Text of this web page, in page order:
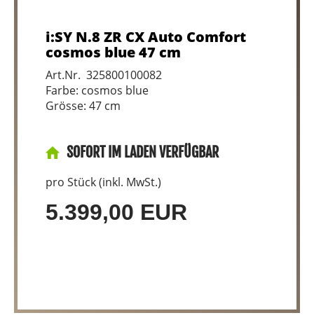
i:SY N.8 ZR CX Auto Comfort
cosmos blue 47 cm
Art.Nr. 325800100082
Farbe: cosmos blue
Grösse: 47 cm
SOFORT IM LADEN VERFÜGBAR
pro Stück (inkl. MwSt.)
5.399,00 EUR